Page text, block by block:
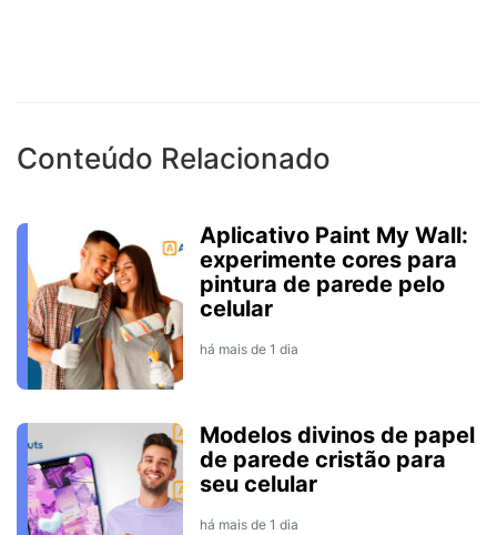
Conteúdo Relacionado
Aplicativo Paint My Wall:
experimente cores para
pintura de parede pelo
celular
há mais de 1 dia
Modelos divinos de papel
de parede cristão para
seu celular
há mais de 1 dia